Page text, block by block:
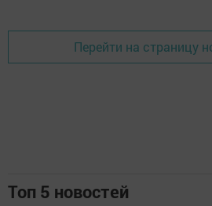
Перейти на страницу
Топ 5 новостей